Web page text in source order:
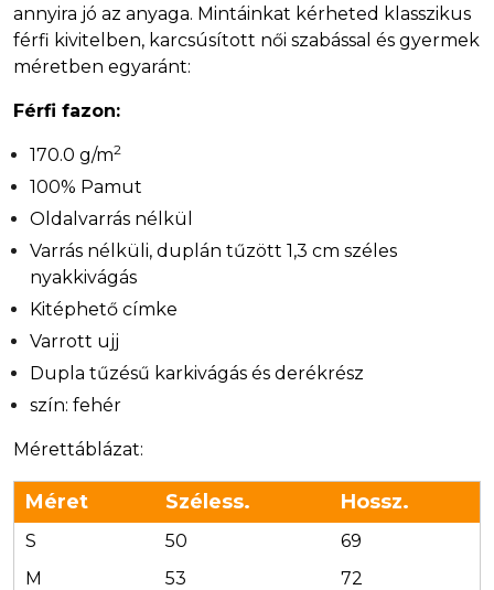
annyira jó az anyaga. Mintáinkat kérheted klasszikus
férfi kivitelben, karcsúsított női szabással és gyermek
méretben egyaránt:
Férfi fazon:
170.0 g/m2
100% Pamut
Oldalvarrás nélkül
Varrás nélküli, duplán tűzött 1,3 cm széles
nyakkivágás
Kitéphető címke
Varrott ujj
Dupla tűzésű karkivágás és derékrész
szín: fehér
Mérettáblázat:
Méret Széless. Hossz.
S 50
69
M
53
72